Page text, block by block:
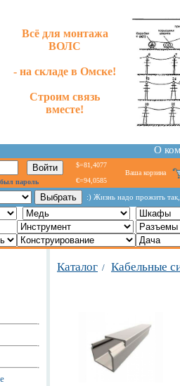
Всё для монтажа
ВОЛС
- на складе в Омске!
Строим связь
вместе!
О
пароль
$=81,4077
€=94,0585
Ваша корзина
:) Жизнь надо прожить
Каталог / Кабельные